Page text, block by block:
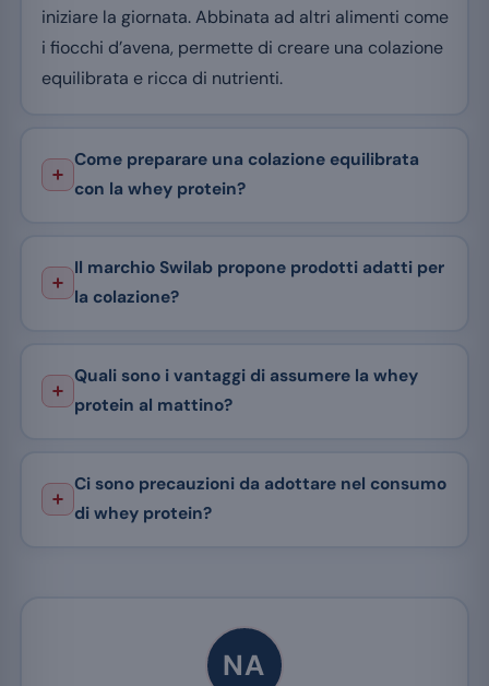
iniziare la giornata. Abbinata ad altri alimenti come
i fiocchi d’avena, permette di creare una colazione
equilibrata e ricca di nutrienti.
Come preparare una colazione equilibrata
con la whey protein?
Il marchio Swilab propone prodotti adatti per
la colazione?
Quali sono i vantaggi di assumere la whey
protein al mattino?
Ci sono precauzioni da adottare nel consumo
di whey protein?
NA